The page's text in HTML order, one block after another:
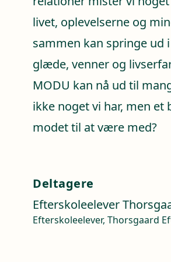
livet, oplevelserne og
sammen kan springe ud
glæde, venner og
MODU kan nå ud til
ikke noget vi har, men et
modet til at være med?
Deltagere
Efterskoleelever
Efterskoleelever, Thorsgaard